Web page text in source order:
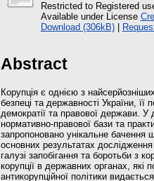
Restricted to Registered
Available under License
Download (306kB)|
Abstract
Корупція є однією з
безпеці та державності України,
демократії та правової держави. У
нормативно‐правової бази та
запропоновано унікальне бачення
основних результатах
галузі запобігання та боротьби з
корупції в державних органах, які
антикорупційної політики